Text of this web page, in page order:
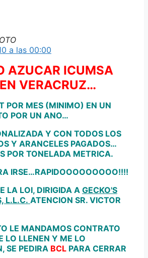
a las 00:00
AZUCAR ICUMSA
VERACRUZ…
POR MES (MINIMO) EN UN
POR UN ANO…
Y CON TODOS LOS
Y ARANCELES PAGADOS…
POR TONELADA METRICA.
IRSE…RAPIDOOOOOOOOO!!!!
LA LOI, DIRIGIDA A GECKO'S
L.L.C. ATENCION SR. VICTOR
LE MANDAMOS CONTRATO
LO LLENEN Y ME LO
SE PEDIRA BCL PARA CERRAR